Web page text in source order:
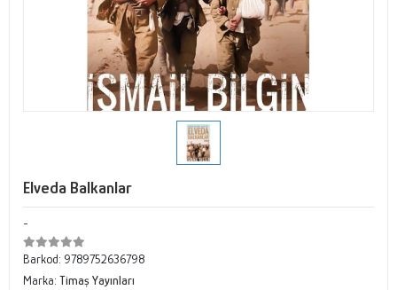
Elveda Balkanlar
-
Barkod: 9789752636798
Marka: Timaş Yayınları